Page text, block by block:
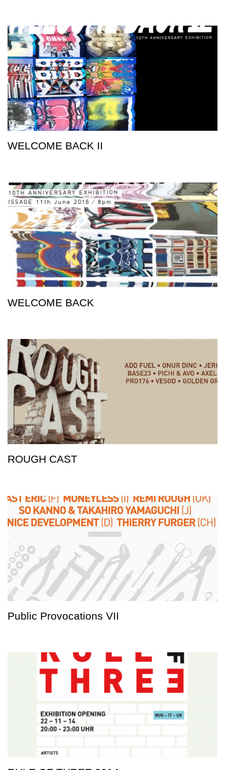
WELCOME BACK II
WELCOME BACK
ROUGH CAST
Public Provocations VII